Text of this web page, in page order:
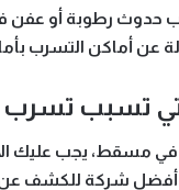
حدوث رطوبة أو عفن
عن أماكن التسرب
تسبب
في مسقط، يجب عليك
أفضل شركة للكشف عن